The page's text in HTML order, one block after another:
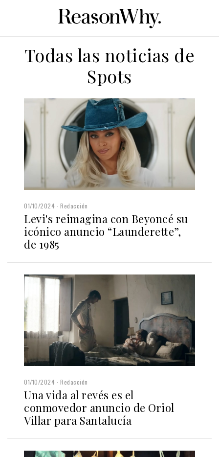
Todas las noticias de
Spots
01/10/2024 Redacción
Levi's reimagina con Beyoncé su
icónico anuncio “Launderette”,
de 1985
01/10/2024 Redacción
Una vida al revés es el
conmovedor anuncio de Oriol
Villar para Santalucía